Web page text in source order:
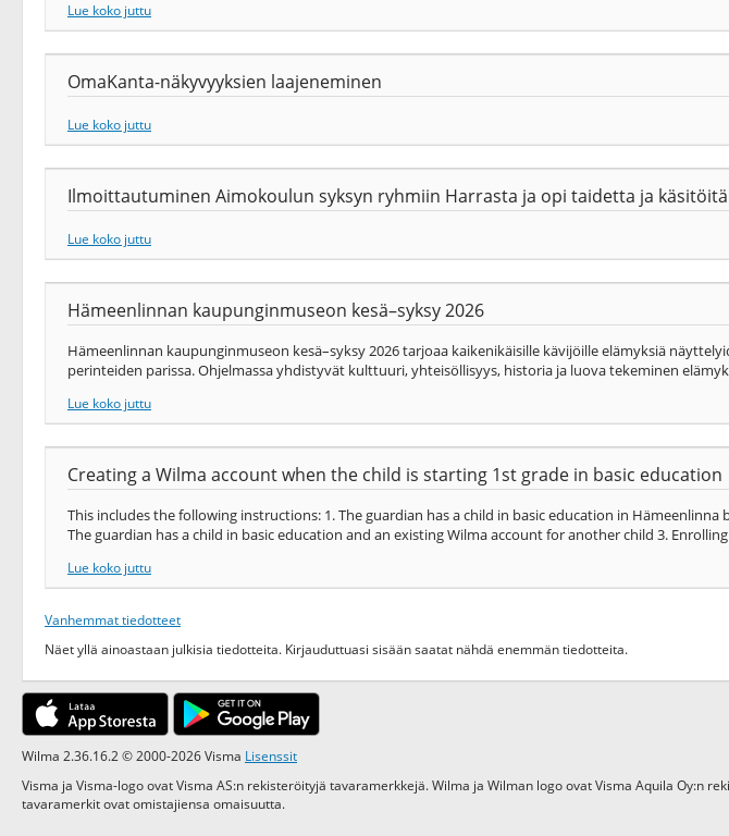
Lue koko juttu
OmaKanta-näkyvyyksien laajeneminen
Lue koko juttu
Ilmoittautuminen Aimokoulun syksyn ryhmiin Harrasta ja opi taidetta ja
Lue koko juttu
Hämeenlinnan kaupunginmuseon kesä–syksy 2026
Hämeenlinnan kaupunginmuseon kesä–syksy 2026 tarjoaa kaikenikäisille kävijöille elämyksiä
perinteiden parissa. Ohjelmassa yhdistyvät kulttuuri, yhteisöllisyys, historia ja luova tekeminen
Lue koko juttu
Creating a Wilma account when the child is starting 1st grade in basic education
This includes the following instructions: 1. The guardian has a child in basic education in Hämeenlinna
The guardian has a child in basic education and an existing Wilma account for another child 3.
Lue koko juttu
Vanhemmat tiedotteet
Näet yllä ainoastaan julkisia tiedotteita. Kirjauduttuasi sisään saatat nähdä enemmän tiedotteita.
Wilma 2.36.16.2 © 2000-2026 Visma Lisenssit
Visma ja Visma-logo ovat Visma AS:n rekisteröityjä tavaramerkkejä. Wilma ja Wilman logo ovat Visma Aquila Oy:n
tavaramerkit ovat omistajiensa omaisuutta.